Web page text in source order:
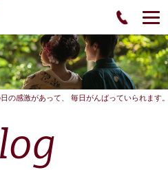
の感激があって、 毎日がんばっていられます
Blog